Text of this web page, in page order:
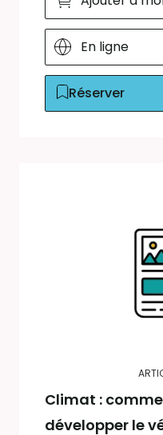
En ligne
Réserver
Climat :
développer le